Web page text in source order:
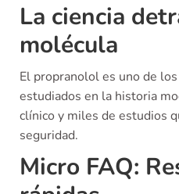
La ciencia
molécula
El propranolol es uno de
estudiados en la historia
clínico y miles de estudios
seguridad.
Micro FAQ: